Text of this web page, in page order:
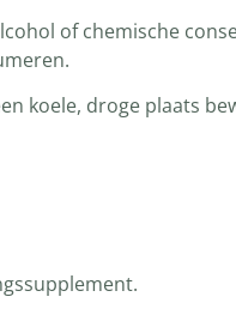
of chemische
koele, droge plaats